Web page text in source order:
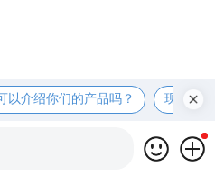
以介绍你们的产品吗？ 现在有